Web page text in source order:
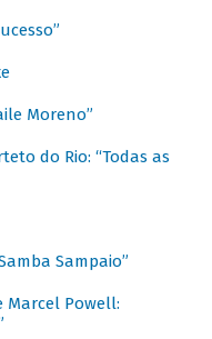
Moreno”
do Rio: “Todas as
Sampaio”
Marcel Powell: